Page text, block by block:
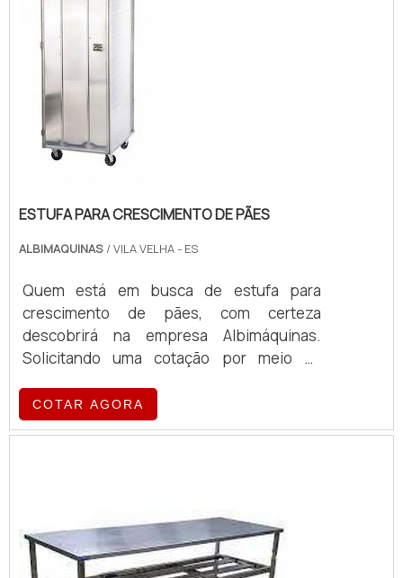
ESTUFA PARA CRESCIMENTO DE PÃES
ALBIMAQUINAS / VILA VELHA - ES
Quem está em busca de estufa para
crescimento de pães, com certeza
descobrirá na empresa Albimáquinas.
Solicitando uma cotação por meio da
referência de qualidade da área de
atuação.MAIS SOBRE ESTUFA PARA
Albimáquinas. Com grande expressão de
mercado quando o assunto é fatiador de
pães ...
COTAR AGORA